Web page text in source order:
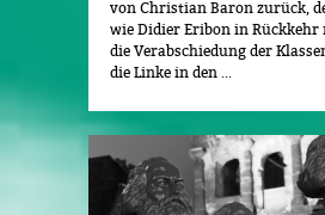
von Christian Baron zurück,
wie Didier Eribon in Rückkehr
die Verabschiedung der
die Linke in den ...